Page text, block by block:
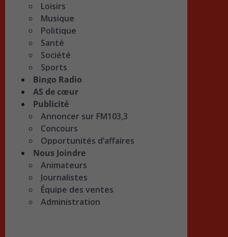
Loisirs
Musique
Politique
Santé
Société
Sports
Bingo Radio
AS de cœur
Publicité
Annoncer sur FM103,3
Concours
Opportunités d’affaires
Nous Joindre
Animateurs
Journalistes
Équipe des ventes
Administration